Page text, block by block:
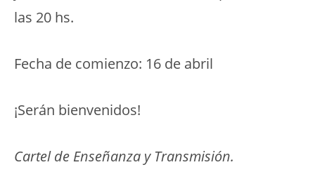
las 20 hs.
Fecha de comienzo: 16 de abril
¡Serán bienvenidos!
Cartel de Enseñanza y Transmisión.